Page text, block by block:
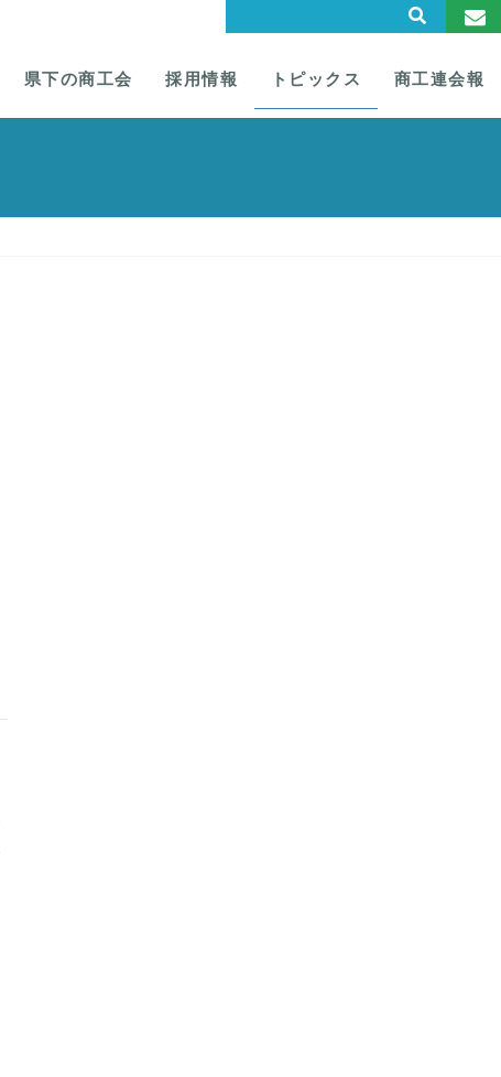
県下の商工会 採用情報 トピックス 商工連会報